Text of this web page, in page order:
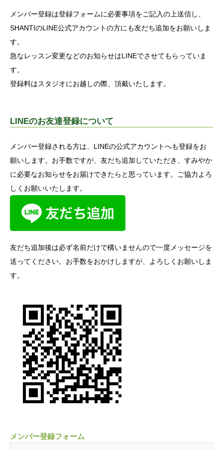
メンバー登録は登録フォームに必要事項をご記入の上送信し、
SHANTIのLINE公式アカウントの方にも友だち追加をお願いしま
す。
急なレッスン変更などのお知らせはLINEでさせてもらっていま
す。
登録料はスタジオにお越しの際、頂戴いたします。
LINEのお友達登録について
メンバー登録される方は、LINEの公式アカウントへも登録をお
願いします。お手数ですが、友だち追加していただき、すみやか
に必要なお知らせをお届けできたらと思っています。ご協力よろ
しくお願いいたします。
友だち追加後は必ず名前だけで構いませんので一度メッセージを
送ってください。お手数をおかけしますが、よろしくお願いしま
す。
メンバー登録フォーム